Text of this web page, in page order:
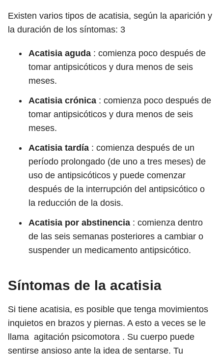
Existen varios tipos de acatisia, según la aparición y
la duración de los síntomas: 3
Acatisia aguda : comienza poco después de
tomar antipsicóticos y dura menos de seis
meses.
Acatisia crónica : comienza poco después de
tomar antipsicóticos y dura menos de seis
meses.
Acatisia tardía : comienza después de un
período prolongado (de uno a tres meses) de
uso de antipsicóticos y puede comenzar
después de la interrupción del antipsicótico o
la reducción de la dosis.
Acatisia por abstinencia : comienza dentro
de las seis semanas posteriores a cambiar o
suspender un medicamento antipsicótico.
Síntomas de la acatisia
Si tiene acatisia, es posible que tenga movimientos
inquietos en brazos y piernas. A esto a veces se le
llama agitación psicomotora . Su cuerpo puede
sentirse ansioso ante la idea de sentarse. Tu